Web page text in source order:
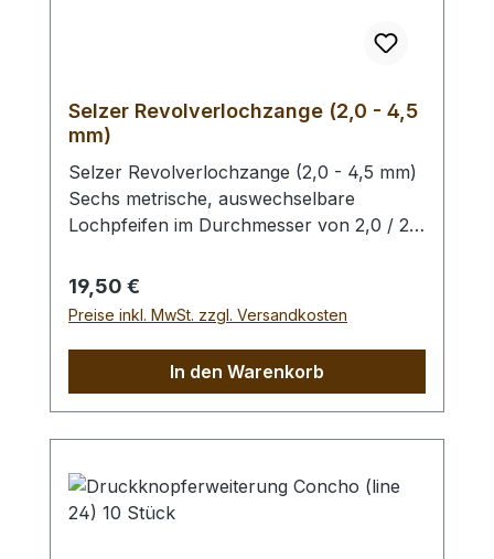
Selzer Revolverlochzange (2,0 - 4,5
mm)
Selzer Revolverlochzange (2,0 - 4,5 mm)
Sechs metrische, auswechselbare
Lochpfeifen im Durchmesser von 2,0 / 2,5
Sichtfenster für gewählten
Lochdurchmesser. Automatischer
Feststeller, Oberfläche silber vernickelt mit
hergestellt in Remscheid / Deutschland.
Zum Lochen von Leder und ähnlichen
Materialien. - Ersatz - Lochpfeifen (2,0 -
Lochpfeifen (1,5 - 6,0 mm) /
Lochpfeifenwechsler sind erhältlich.
Regulärer Preis:
19,50 €
Preise inkl. MwSt. zzgl. Versandkosten
In den Warenkorb